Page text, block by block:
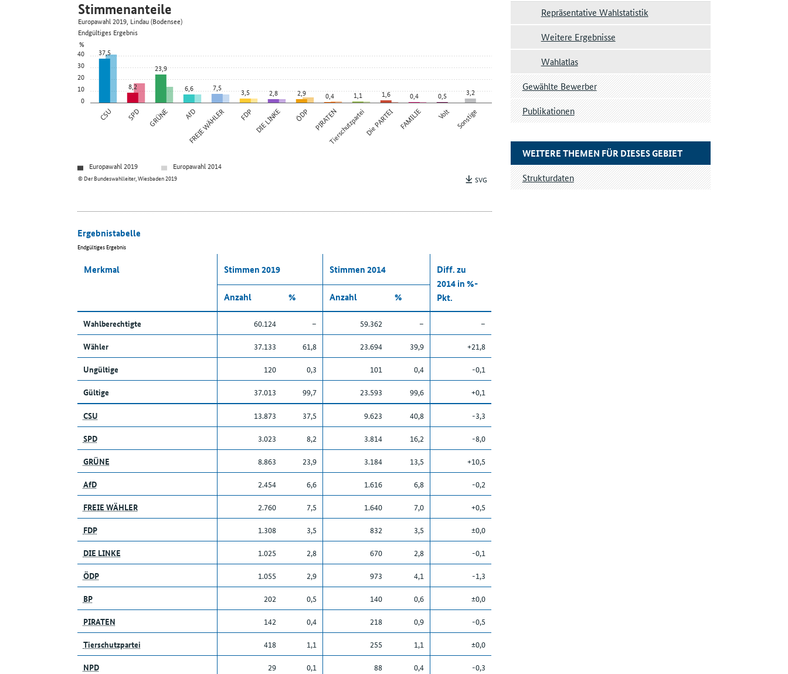
0
10
20
30
40
%
CSU SPD GRÜNE AfD
FREIE WÄHLER FDP DIE LINKE ÖDP PIRATENTierschutzparteiDie PARTEI FAMILIE Volt Sonstige
37,5
8,2
23,9
6,6
7,5 3,5 2,8 2,9 0,4 1,1 1,6 0,4 0,5 3,2
© Der Bundeswahlleiter, Wiesbaden 2019
Stimmenanteile
Europawahl 2019, Lindau (Bodensee)
Endgültiges Ergebnis
Europawahl 2019
Europawahl 2014
SVG
Ergebnistabelle
Endgültiges Ergebnis
Merkmal Stimmen 2019 Stimmen 2014
Diff. zu
2014 in %-
Pkt.
Anzahl % Anzahl %
Wahlberechtigte 60.124 – 59.362 –
–
Wähler
37.133 61,8 23.694 39,9
+21,8
Ungültige
120 0,3 101 0,4
-0,1
Gültige
37.013 99,7 23.593 99,6
+0,1
CSU
13.873 37,5 9.623 40,8
-3,3
SPD
3.023 8,2 3.814 16,2
-8,0
GRÜNE
8.863 23,9 3.184 13,5
+10,5
AfD
2.454 6,6 1.616 6,8
-0,2
FREIE WÄHLER
2.760 7,5 1.640 7,0
+0,5
FDP
1.308 3,5 832 3,5
±0,0
DIE LINKE
1.025 2,8 670 2,8
-0,1
ÖDP
1.055 2,9 973 4,1
-1,3
BP
202 0,5 140 0,6
±0,0
PIRATEN
142 0,4 218 0,9
-0,5
Tierschutzpartei
418 1,1 255 1,1
±0,0
NPD
29 0,1 88 0,4
-0,3
Repräsentative Wahlstatistik
Weitere Ergebnisse
Wahlatlas
Gewählte Bewerber
Publikationen
WEITERE THEMEN FÜR DIESES GEBIET
Strukturdaten